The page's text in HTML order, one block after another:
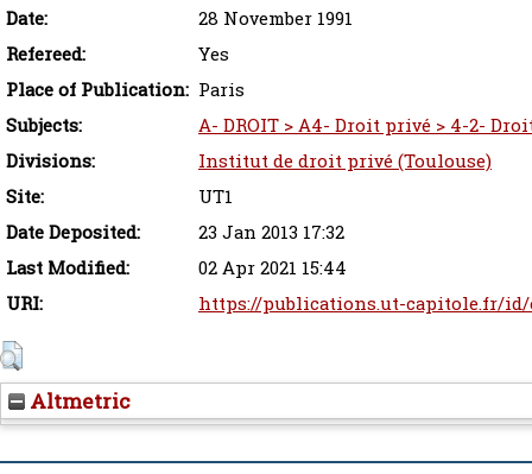
Date:
28 November 1991
Refereed:
Yes
Place of Publication: Paris
Subjects:
A- DROIT > A4- Droit privé > 4-2-
Divisions:
Institut de droit privé (Toulouse)
Site:
UT1
Date Deposited:
23 Jan 2013 17:32
Last Modified:
02 Apr 2021 15:44
URI:
https://publications.ut-capitole.fr/id/
Altmetric